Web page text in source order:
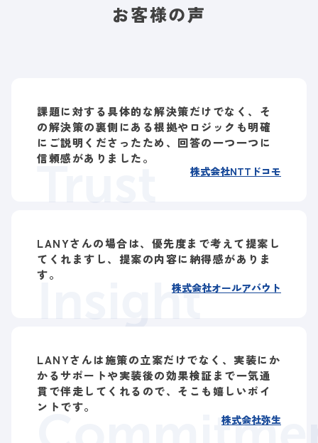
お客様の声
課題に対する具体的な解決策だけでなく、そ
の解決策の裏側にある根拠やロジックも明確
にご説明くださったため、回答の一つ一つに
信頼感がありました。
株式会社NTTドコモ
Insight
LANYさんの場合は、優先度まで考えて提案し
てくれますし、提案の内容に納得感がありま
す。
株式会社オールアバウト
LANYさんは施策の立案だけでなく、実装にか
かるサポートや実装後の効果検証まで一気通
貫で伴走してくれるので、そこも嬉しいポイ
ントです。
株式会社弥生